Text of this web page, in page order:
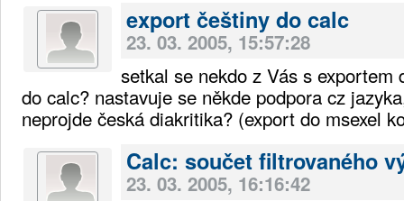
export češtiny do calc
23. 03. 2005, 15:57:28
setkal se nekdo z Vás s exportem
do calc? nastavuje se někde podpora cz
neprojde česká diakritika? (export do msexel
Calc: součet filtrovaného
23. 03. 2005, 16:16:42